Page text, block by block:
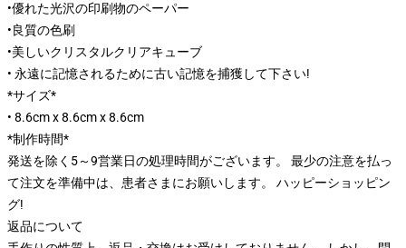
•優れた光沢の印刷物のペーパー
•良質の色刷
•美しいクリスタルクリアキューブ
• 永遠に記憶されるために古い記憶を捕獲して下さい!
*サイズ*
• 8.6cm x 8.6cm x 8.6cm
*制作時間*
発送を除く5～9営業日の処理時間がございます。 最少の注意を払っ
て注文を準備中は、患者さまにお願いします。 ハッピーショッピン
グ!
返品について